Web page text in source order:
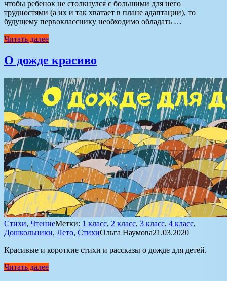
чтобы ребенок не столкнулся с большими для него
трудностями (а их и так хватает в плане адаптации), то
будущему первокласснику необходимо обладать …
Читать далее
О дожде красиво
Стихи, ЧтениеМетки: 1 класс, 2 класс, 3 класс, 4 класс,
Дошкольники, Лето, СтихиОльга Наумова21.03.2020
Красивые и короткие стихи и рассказы о дожде для детей.
Читать далее